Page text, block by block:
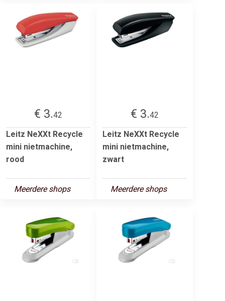
€ 3.42
Leitz NeXXt Recycle
mini nietmachine,
rood
Meerdere shops
€ 3.42
Leitz NeXXt Recycle
mini nietmachine,
zwart
Meerdere shops